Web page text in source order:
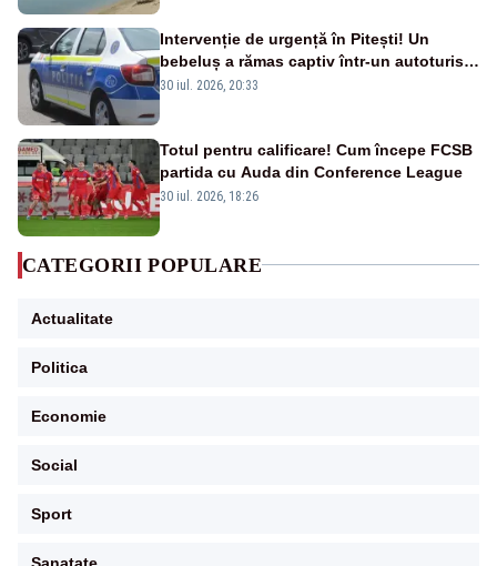
Intervenție de urgență în Pitești! Un
bebeluș a rămas captiv într-un autoturism
din cauza unei defecțiuni
30 iul. 2026, 20:33
Totul pentru calificare! Cum începe FCSB
partida cu Auda din Conference League
30 iul. 2026, 18:26
CATEGORII POPULARE
Actualitate
Politica
Economie
Social
Sport
Sanatate